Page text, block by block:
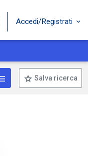
Accedi/Registrati
come box
Mostra come lista
Salva ricerca